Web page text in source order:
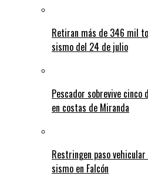
Retiran más de 346 mil
sismo del 24 de julio
Pescador sobrevive
en costas de Miranda
Restringen paso
sismo en Falcón